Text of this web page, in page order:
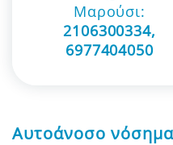
Μαρούσι:
2106300334,
6977404050
Αυτοάνοσο νόσημα